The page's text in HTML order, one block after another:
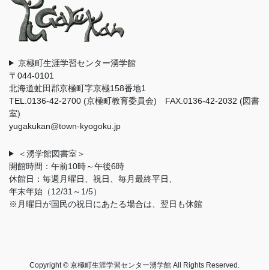
京極町生涯学習センター湧学館
〒044-0101
北海道虻田郡京極町字京極158番地1
TEL.0136-42-2700 (京極町教育委員会) FAX.0136-42-2032 (図書
室)
yugakukan@town-kyogoku.jp
＜湧学館図書室＞
開館時間：午前10時～午後6時
休館日：毎週月曜日、祝日、毎月最終平日、
年末年始（12/31～1/5）
※月曜日が国民の祝日にあたる場合は、翌日も休館
Copyright © 京極町生涯学習センター湧学館 All Rights Reserved.